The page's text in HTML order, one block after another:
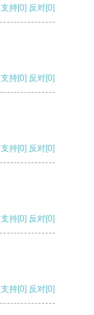
支持[0] 反对[0]
支持[0] 反对[0]
支持[0] 反对[0]
支持[0] 反对[0]
支持[0] 反对[0]